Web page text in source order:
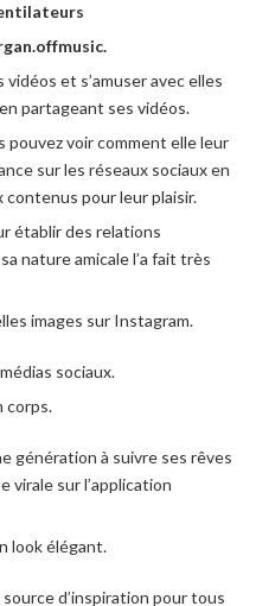
et s’amuser avec elles
partageant ses vidéos.
pouvez voir comment elle leur
sur les réseaux sociaux en
pour leur plaisir.
établir des relations
nature amicale l’a fait très
images sur Instagram.
sociaux.
corps.
génération à suivre ses rêves
virale sur l’application
look élégant.
source d’inspiration pour tous